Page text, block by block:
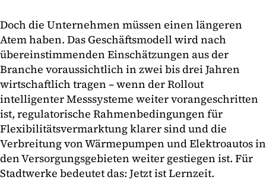
Doch die Unternehmen müssen einen längeren
Atem haben. Das Geschäftsmodell wird nach
übereinstimmenden Einschätzungen aus der
Branche voraussichtlich in zwei bis drei Jahren
wirtschaftlich tragen – wenn der Rollout
intelligenter Messsysteme weiter vorangeschritten
ist, regulatorische Rahmenbedingungen für
Flexibilitätsvermarktung klarer sind und die
Verbreitung von Wärmepumpen und Elektroautos in
den Versorgungsgebieten weiter gestiegen ist. Für
Stadtwerke bedeutet das: Jetzt ist Lernzeit.